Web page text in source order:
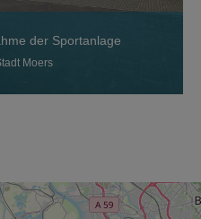
der Sportanlage
Moers